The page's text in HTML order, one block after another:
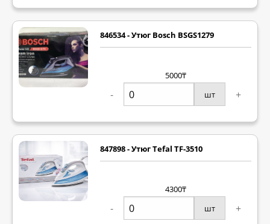
846534 - Утюг Bosch BSGS1279
5000₸
- шт +
847898 - Утюг Tefal TF-3510
4300₸
- шт +